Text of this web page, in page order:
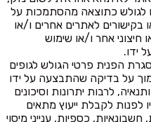
לגולש כתוצאה מהסתמכות על
בקישורים לאתרים אחרים ו/או
חיצוני אחר ו/או שימוש
ידו.
הפנית פרטי הגולש לגופים
על בדיקה שהתבצעה על ידו
לרבות יתרונות וסיכונים
לפנות לקבלת ייעוץ מתאים
כספיות, ענייני מיסוי